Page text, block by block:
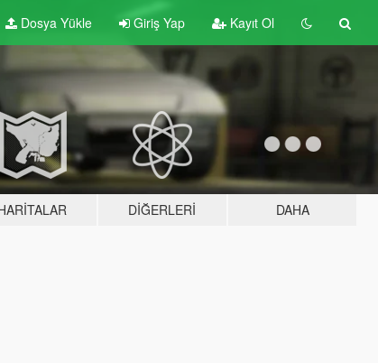
Dosya Yükle Giriş Yap Kayıt Ol
DIĞERLERI DAHA